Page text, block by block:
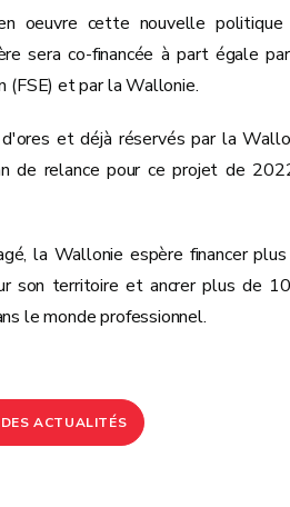
oeuvre cette nouvelle politique
sera co-financée à part égale
(FSE) et par la Wallonie.
et déjà réservés par la
de relance pour ce projet de
la Wallonie espère financer
son territoire et ancrer plus de
le monde professionnel.
ACTUALITÉS